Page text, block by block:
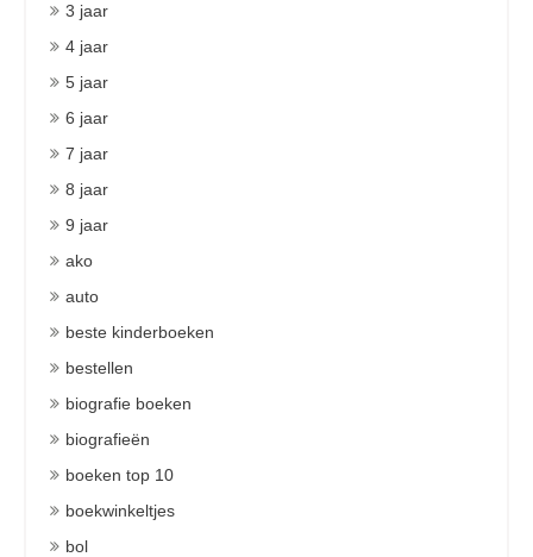
3 jaar
4 jaar
5 jaar
6 jaar
7 jaar
8 jaar
9 jaar
ako
auto
beste kinderboeken
bestellen
biografie boeken
biografieën
boeken top 10
boekwinkeltjes
bol